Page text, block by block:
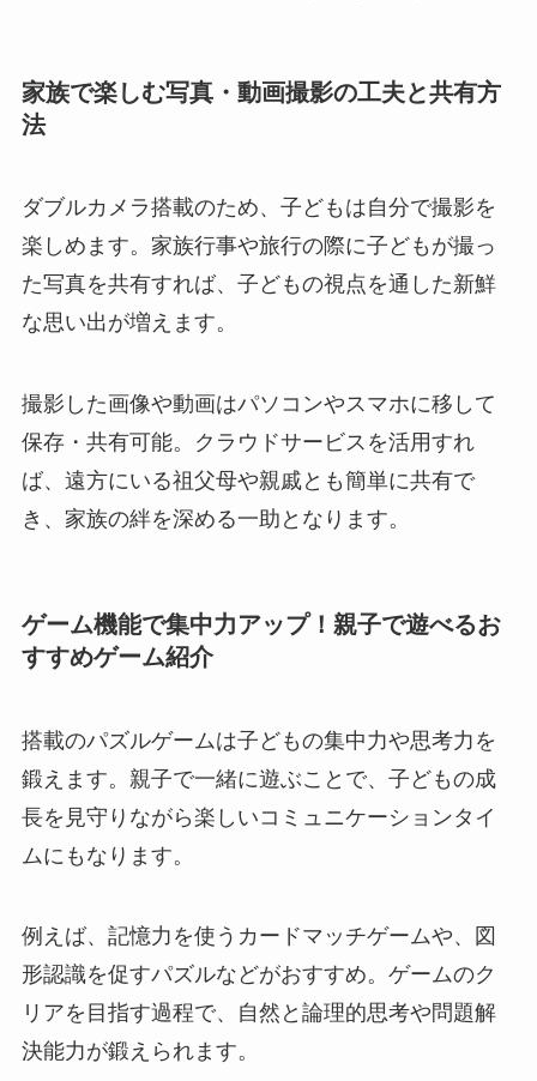
家族で楽しむ写真・動画撮影の工夫と共有方
法
ダブルカメラ搭載のため、子どもは自分で撮影を
楽しめます。家族行事や旅行の際に子どもが撮っ
た写真を共有すれば、子どもの視点を通した新鮮
な思い出が増えます。
撮影した画像や動画はパソコンやスマホに移して
保存・共有可能。クラウドサービスを活用すれ
ば、遠方にいる祖父母や親戚とも簡単に共有で
き、家族の絆を深める一助となります。
ゲーム機能で集中力アップ！親子で遊べるお
すすめゲーム紹介
搭載のパズルゲームは子どもの集中力や思考力を
鍛えます。親子で一緒に遊ぶことで、子どもの成
長を見守りながら楽しいコミュニケーションタイ
ムにもなります。
例えば、記憶力を使うカードマッチゲームや、図
形認識を促すパズルなどがおすすめ。ゲームのク
リアを目指す過程で、自然と論理的思考や問題解
決能力が鍛えられます。